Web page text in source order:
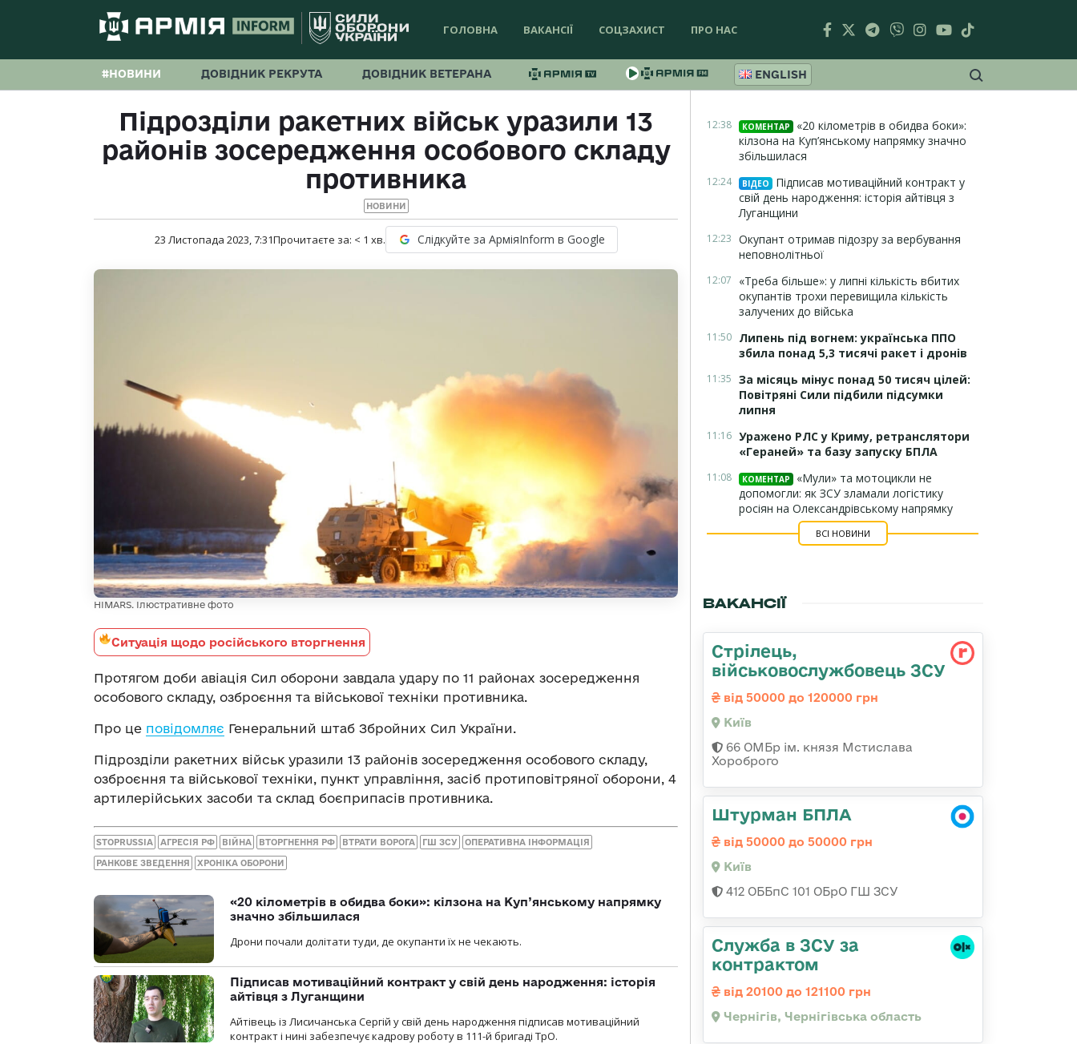
ГОЛОВНА ВАКАНСІЇ СОЦЗАХИСТ ПРО НАС
#НОВИНИ ДОВІДНИК РЕКРУТА ДОВІДНИК ВЕТЕРАНА ENGLISH
Підрозділи ракетних військ уразили 13
районів зосередження особового складу
противника
НОВИНИ
23 Листопада 2023, 7:31Прочитаєте за: < 1 хв. Слідкуйте за АрміяInform в Google
HIMARS. Ілюстративне фото
Ситуація щодо російського вторгнення
Протягом доби авіація Сил оборони завдала удару по 11 районах зосередження
особового складу, озброєння та військової техніки противника.
Про це повідомляє Генеральний штаб Збройних Сил України.
Підрозділи ракетних військ уразили 13 районів зосередження особового складу,
озброєння та військової техніки, пункт управління, засіб протиповітряної оборони, 4
артилерійських засоби та склад боєприпасів противника.
STOPRUSSIA АГРЕСІЯ РФ ВІЙНА ВТОРГНЕННЯ РФ ВТРАТИ ВОРОГА ГШ ЗСУ ОПЕРАТИВНА ІНФОРМАЦІЯ
РАНКОВЕ ЗВЕДЕННЯ ХРОНІКА ОБОРОНИ
«20 кілометрів в обидва боки»: кілзона на Куп’янському напрямку
значно збільшилася
Дрони почали долітати туди, де окупанти їх не чекають.
Підписав мотиваційний контракт у свій день народження: історія
айтівця з Луганщини
Айтівець із Лисичанська Сергій у свій день народження підписав мотиваційний
контракт і нині забезпечує кадрову роботу в 111-й бригаді ТрО.
12:38 КОМЕНТАР
«20 кілометрів в обидва боки»:
кілзона на Куп’янському напрямку значно
збільшилася
12:24 ВІДЕО
Підписав мотиваційний контракт у
свій день народження: історія айтівця з
Луганщини
12:23 Окупант отримав підозру за вербування
неповнолітньої
12:07
«Треба більше»: у липні кількість вбитих
окупантів трохи перевищила кількість
залучених до війська
11:50 Липень під вогнем: українська ППО
збила понад 5,3 тисячі ракет і дронів
11:35 За місяць мінус понад 50 тисяч цілей:
Повітряні Сили підбили підсумки
липня
11:16 Уражено РЛС у Криму, ретранслятори
«Гераней» та базу запуску БПЛА
11:08 КОМЕНТАР
«Мули» та мотоцикли не
допомогли: як ЗСУ зламали логістику
росіян на Олександрівському напрямку
ВСІ НОВИНИ
ВАКАНСІЇ
Стрілець,
військовослужбовець ЗСУ
від 50000 до 120000 грн
Київ
66 ОМБр ім. князя Мстислава
Хороброго
Штурман БПЛА
від 50000 до 50000 грн
Київ
412 ОББпС 101 ОБрО ГШ ЗСУ
Служба в ЗСУ за
контрактом
від 20100 до 121100 грн
Чернігів, Чернігівська область